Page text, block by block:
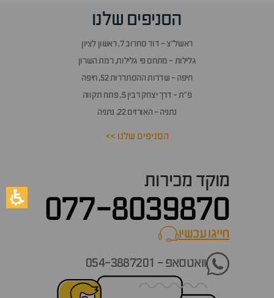
הסניפים שלנו
ראשל״צ - דוד סחרוב 7, ראשון לציון
גלילות - מתחם פי גלילות, רמת השרון
חיפה - שדרות ההסתדרות 52, חיפה
פ״ת - דרך יצחק רבין 5, פתח תקווה
נתניה - האורזים 22, נתניה
הסניפים שלנו >>
מוקד מכירות
077-8039870
חייגו עכשיוcall now
וואטסאפ - 054-3887201